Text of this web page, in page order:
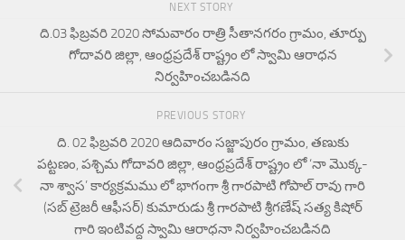
NEXT STORY
ది.03 ఫిబ్రవరి 2020 సోమవారం రాత్రి సీతానగరం గ్రామం, తూర్పు
గోదావరి జిల్లా, ఆంధ్రప్రదేశ్ రాష్ట్రం లో స్వామి ఆరాధన
నిర్వహించబడినది
PREVIOUS STORY
ది. 02 ఫిబ్రవరి 2020 ఆదివారం సజ్జాపురం గ్రామం, తణుకు
పట్టణం, పశ్చిమ గోదావరి జిల్లా, ఆంధ్రప్రదేశ్ రాష్ట్రం లో ‘నా మొక్క-
నా శ్వాస’ కార్యక్రమము లో భాగంగా శ్రీ గారపాటి గోపాల్ రావు గారి
(సబ్ ట్రెజరీ ఆఫీసర్) కుమారుడు శ్రీ గారపాటి శ్రీగణేష్ సత్య కిషోర్
గారి ఇంటివద్ద స్వామి ఆరాధనా నిర్వహించబడినది